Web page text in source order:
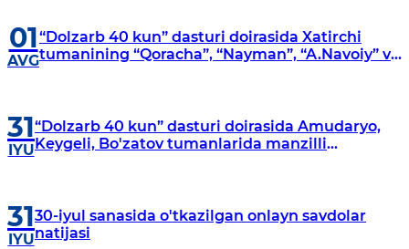
01
AVG
“Dolzarb 40 kun” dasturi doirasida Xatirchi
tumanining “Qoracha”, “Nayman”, “A.Navoiy” va
31
IYU
“Dolzarb 40 kun” dasturi doirasida Amudaryo,
Keygeli, Bo'zatov tumanlarida manzilli
31
IYU
30-iyul sanasida o'tkazilgan onlayn savdolar
natijasi